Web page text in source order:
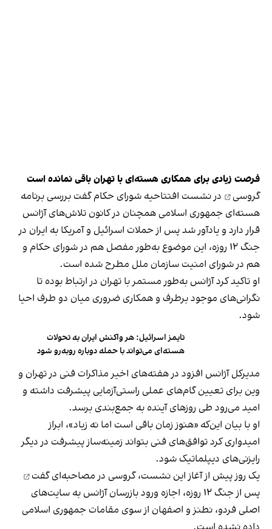
فرصت زیادی برای همکاری هسته‌ای با تهران باقی نمانده است
گروسی
در نشست افتتاحیه شورای حکام گفت بررسی برنامه
هسته‌ای جمهوری اسلامی همچنان در کانون تلاش‌های آژانس
قرار دارد و یادآور شد پس از حملات اسرائیل و آمریکا به ایران در
جنگ ۱۲ روزه، این موضوع به‌طور مفصل هم در شورای حکام و
هم در شورای امنیت سازمان ملل مطرح شده است.
او تاکید کرد آژانس به‌طور مستمر با تهران در ارتباط بوده تا
نگرانی‌های موجود برطرف و همکاری ضروری میان دو طرف احیا
شود.
تایمز اسرائیل: هر واکنش ایران به تحولات
هسته‌ای می‌تواند با حمله دوباره روبه‌رو شود
مدیرکل آژانس افزود در هفته‌های اخیر مذاکرات فنی در تهران و
وین برای تعیین گام‌های عملی راستی‌آزمایی پیشرفت داشته و
امید می‌رود طی روزهای آینده به جمع‌بندی برسد.
او با بیان این‌که «هنوز زمان باقی است اما نه زیاد»، ابراز
امیدواری کرد توافق‌های فنی بتواند زمینه‌ساز پیشرفت در دیگر
رایزنی‌های دیپلماتیک شود.
یک روز پیش از آغاز این نشست،گروسی در مصاحبه‌ای گفت
پس از جنگ ۱۲ روزه، اجازه ورود بازرسان آژانس به سایت‌های
اصلی فردو، نطنز و اصفهان از سوی مقامات جمهوری اسلامی